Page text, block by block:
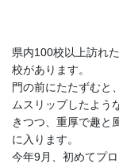
県内100校以上訪れ
校があります。
門の前にたたずむと
ムスリップしたよう
きつつ、重厚で趣と
に入ります。
今年9月、初めてプ